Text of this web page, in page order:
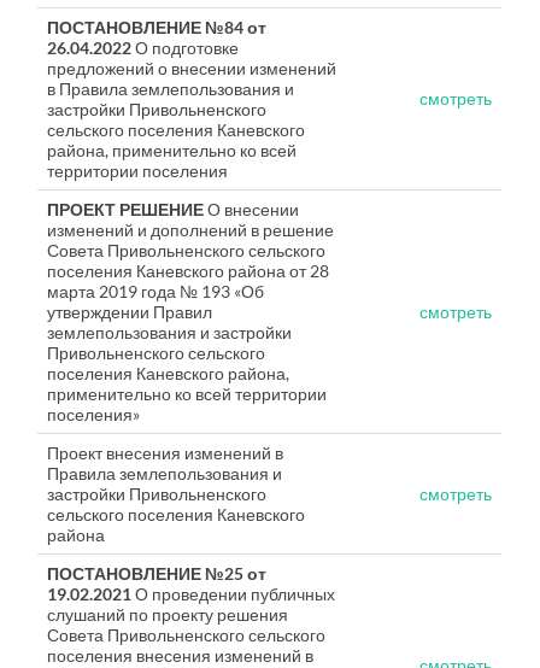
ПОСТАНОВЛЕНИЕ №84 от
26.04.2022О подготовке
предложений о внесении изменений
в Правила землепользования и
застройки Привольненского
сельского поселения Каневского
района, применительно ко всей
территории поселения
смотреть
ПРОЕКТ РЕШЕНИЕО внесении
изменений и дополнений в решение
Совета Привольненского сельского
поселения Каневского района от 28
марта 2019 года № 193 «Об
утверждении Правил
землепользования и застройки
Привольненского сельского
поселения Каневского района,
применительно ко всей территории
поселения»
смотреть
Проект внесения изменений в
Правила землепользования и
застройки Привольненского
сельского поселения Каневского
района
смотреть
ПОСТАНОВЛЕНИЕ №25 от
19.02.2021О проведении публичных
слушаний по проекту решения
Совета Привольненского сельского
поселения внесения изменений в